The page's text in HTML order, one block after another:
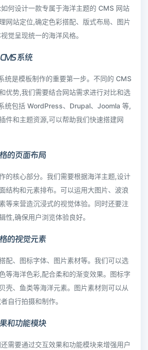
何设计一款专属于海洋主题的 CMS 网站
网站定位,确定色彩搭配、版式布局、图片
觉呈现统一的海洋风格。
系统
统是模板制作的重要第一步。不同的 CMS
优势,我们需要结合网站需求进行对比和选
统包括 WordPress、Drupal、Joomla 等,
件和主题资源,可以帮助我们快速搭建网
的页面布局
的核心部分。我们需要根据海洋主题,设计
结构和元素排布。可以运用大图片、波浪
等来营造沉浸式的视觉体验。同时还要注
性,确保用户浏览体验良好。
的视觉元素
配、图标字体、图片素材等。我们可以选
等海洋色彩,配合柔和的渐变效果。图标字
壳、鱼类等海洋元素。图片素材则可以从
自行拍摄和制作。
和功能模块
需要通过交互效果和功能模块来增强用户